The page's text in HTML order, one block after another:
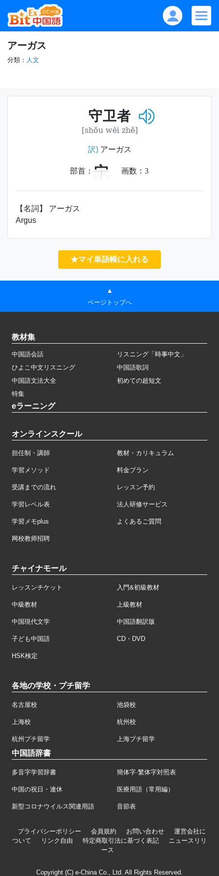
アーガス
分類： 人文
守卫者
[shǒu wèi zhě]
訳)アーガス
部首： 宀 画数： 3
【名詞】 アーガス
Argus
★マイ単語帳に入れる
▲
ページトップへ
教材集
中国語会話
リスニング「時事中文」
ひよこ中文リスニング
中国語歌詞
中国語文法大全
初めての超短文
特集
eラーニング
オンラインスクール
担任制・講師 教材・カリキュラム
学習メソッド 料金プラン
受講までの流れ レッスン予約
学習レベル表 法人研修サービス
学習メモplus よくあるご質問
网校教师招聘
チャイナモール
レッスンチケット 入門&初級教材
中級教材 上級教材
中国現代文学 中国語翻訳版
子ども中国語 CD・DVD
HSK検定
各地の学校・プチ留学
名古屋校 池袋校
上海校 杭州校
杭州プチ留学 上海プチ留学
中国語辞書
多音字学習辞書 簡体字·繁体字対照表
中国の祝日・連休 医療用語（常用編）
新型コロナウイルス関連用語 音節表
プライバシーポリシー 会員規約 お問い合わせ
運営会社に
ついて
リンク自由 特定商取引法に基づく表記
ニュースリリ
ース
Copyright (C) e-China Co., Ltd. All Rights Reserved.